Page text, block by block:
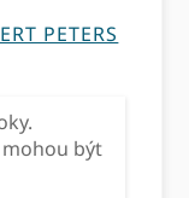
PETERS
být